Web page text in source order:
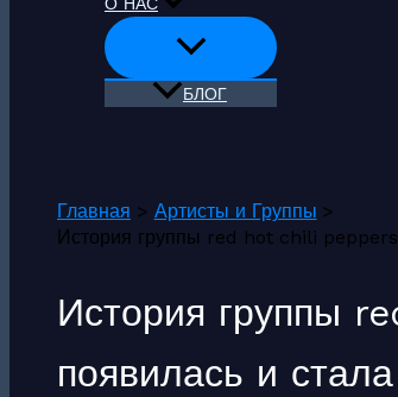
БЛОГ
Главная
Артисты и Группы
История группы red hot chili
История группы
появилась и